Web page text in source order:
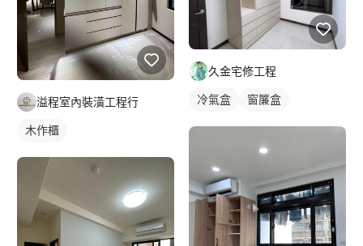
溢程室內裝潢工程行
木作櫃
久金宅修工程
冷氣盒 窗簾盒